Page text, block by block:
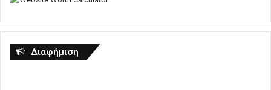
Διαφήμιση